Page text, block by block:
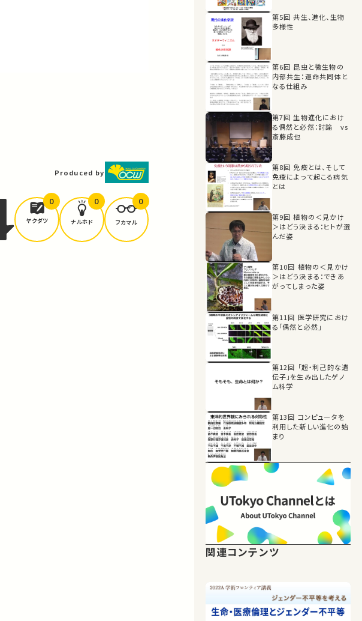
Produced by
ヤクダツ
0
ナルホド
0
フカマル
0
第5回 共生、進化、生物
多様性
第6回 昆虫と微生物の
内部共生：運命共同体と
なる仕組み
第7回 生物進化におけ
る偶然と必然：討論 vs
斎藤成也
第8回 免疫とは、そして
免疫によって起こる病気
とは
第9回 植物の＜見かけ
＞はどう決まる：ヒトが選
んだ姿
第10回 植物の＜見かけ
＞はどう決まる：できあ
がってしまった姿
第11回 医学研究におけ
る「偶然と必然」
第12回 「超・利己的な遺
伝子」を生み出したゲノ
ム科学
第13回 コンピュータを
利用した新しい進化の始
まり
関連コンテンツ